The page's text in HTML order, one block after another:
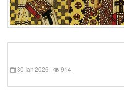
30 Ian 2026 914